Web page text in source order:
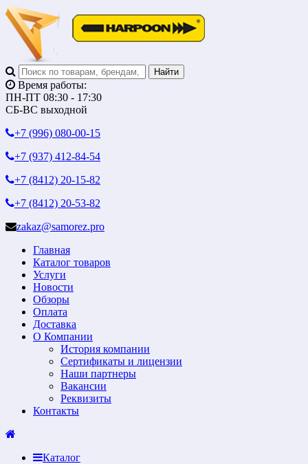
Время работы:
ПН-ПТ 08:30 - 17:30
СБ-ВС выходной
+7 (996) 080-00-15
+7 (937) 412-84-54
+7 (8412) 20-15-82
+7 (8412) 20-53-82
zakaz@samorez.pro
Главная
Каталог товаров
Услуги
Новости
Обзоры
Оплата
Доставка
О Компании
История компании
Сертификаты и лицензии
Наши партнеры
Вакансии
Реквизиты
Контакты
Каталог